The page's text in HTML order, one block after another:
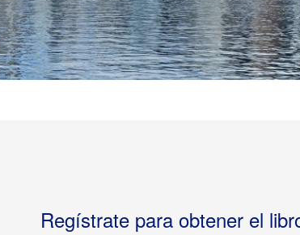
Regístrate para obtener el